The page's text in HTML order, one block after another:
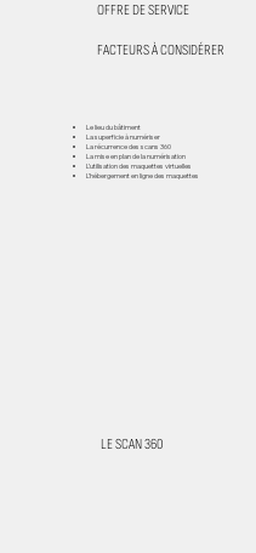
LE SCAN 360
OFFRE DE SERVICE
Le lieu du bâtiment
La superficie à numériser
La récurrence des scans 360
La mise en plan de la numérisation
L’utilisation des maquettes virtuelles
L’hébergement en ligne des maquettes
FACTEURS À CONSIDÉRER